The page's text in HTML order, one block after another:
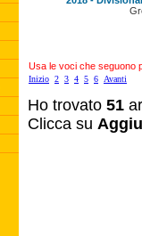
Usa le voci che seguono
Inizio 2 3 4 5 6 Avanti
Ho trovato 51
Clicca su